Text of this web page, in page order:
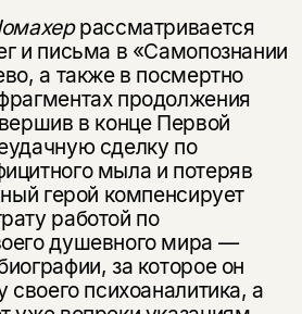
рассматривается
и письма в «Самопознании
а также в посмертно
продолжения
в конце Первой
сделку по
мыла и потеряв
герой компенсирует
работой по
душевного мира —
за которое он
своего психоаналитика, а
мы отправляем рассылку
«НЛО».
промокод на
сПолитикой конфиденциальности
на
при поступлении книги
письмо на указанный
сПолитикой конфиденциальности
подписаться
для
18 лет?